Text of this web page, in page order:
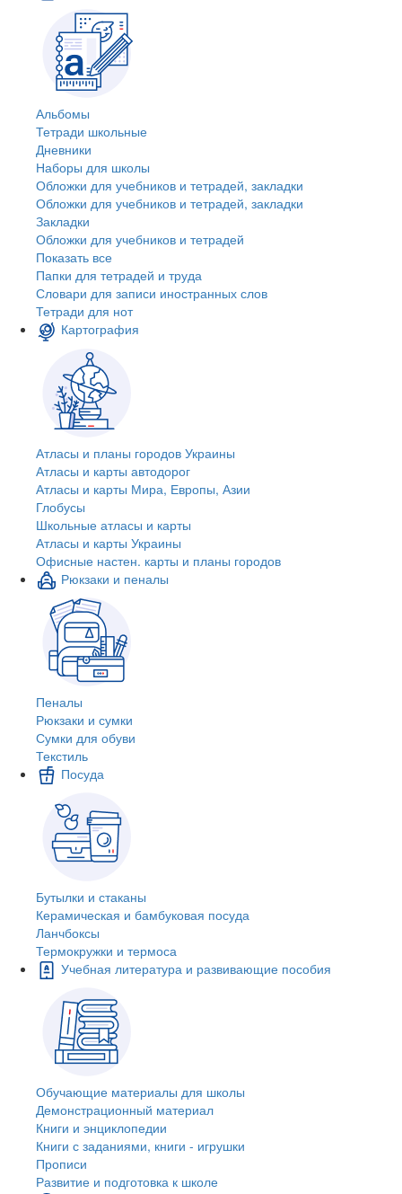
Альбомы
Тетради школьные
Дневники
Наборы для школы
Обложки для учебников и тетрадей, закладки
Обложки для учебников и тетрадей, закладки
Закладки
Обложки для учебников и тетрадей
Показать все
Папки для тетрадей и труда
Словари для записи иностранных слов
Тетради для нот
Картография
Атласы и планы городов Украины
Атласы и карты автодорог
Атласы и карты Мира, Европы, Азии
Глобусы
Школьные атласы и карты
Атласы и карты Украины
Офисные настен. карты и планы городов
Рюкзаки и пеналы
Пеналы
Рюкзаки и сумки
Сумки для обуви
Текстиль
Посуда
Бутылки и стаканы
Керамическая и бамбуковая посуда
Ланчбоксы
Термокружки и термоса
Учебная литература и развивающие пособия
Обучающие материалы для школы
Демонстрационный материал
Книги и энциклопедии
Книги с заданиями, книги - игрушки
Прописи
Развитие и подготовка к школе